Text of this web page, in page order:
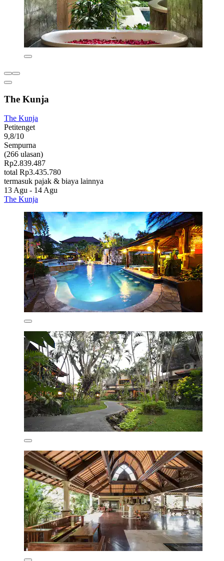
The Kunja
The Kunja
Petitenget
9,8/10
Sempurna
(266 ulasan)
Rp2.839.487
total Rp3.435.780
termasuk pajak & biaya lainnya
13 Agu - 14 Agu
The Kunja